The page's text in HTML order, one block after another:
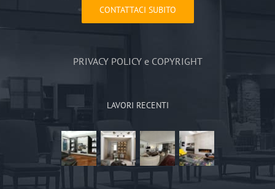
CONTATTACI SUBITO
PRIVACY POLICY e COPYRIGHT
LAVORI RECENTI